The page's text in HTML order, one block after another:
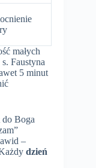
małych
Faustyna
5 minut
do Boga
–
dzień